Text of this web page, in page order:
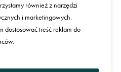
również z narzędzi
i marketingowych.
dostosować treść reklam do